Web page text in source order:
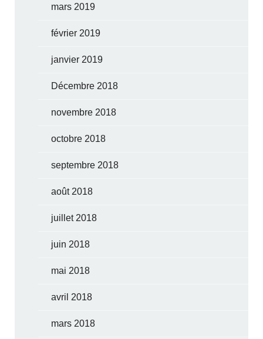
mars 2019
février 2019
janvier 2019
Décembre 2018
novembre 2018
octobre 2018
septembre 2018
août 2018
juillet 2018
juin 2018
mai 2018
avril 2018
mars 2018